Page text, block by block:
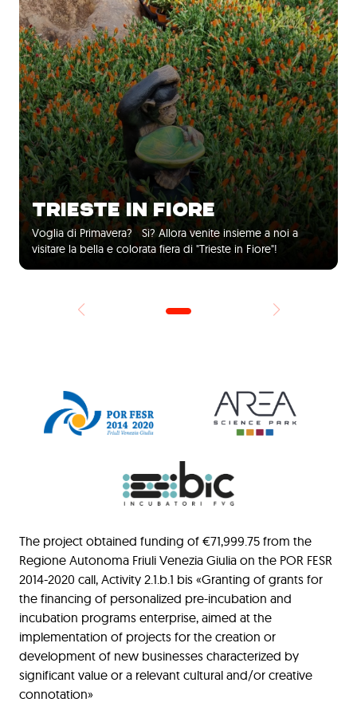
TRIESTE IN FIORE
Voglia di Primavera? Si? Allora venite insieme a noi a
visitare la bella e colorata fiera di "Trieste in Fiore"!
The project obtained funding of €71,999.75 from the
Regione Autonoma Friuli Venezia Giulia on the POR FESR
2014-2020 call, Activity 2.1.b.1 bis «Granting of grants for
the financing of personalized pre-incubation and
incubation programs enterprise, aimed at the
implementation of projects for the creation or
development of new businesses characterized by
significant value or a relevant cultural and/or creative
connotation»